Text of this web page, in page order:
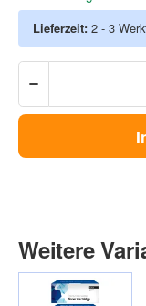
Lieferzeit: 2 - 3
Weitere